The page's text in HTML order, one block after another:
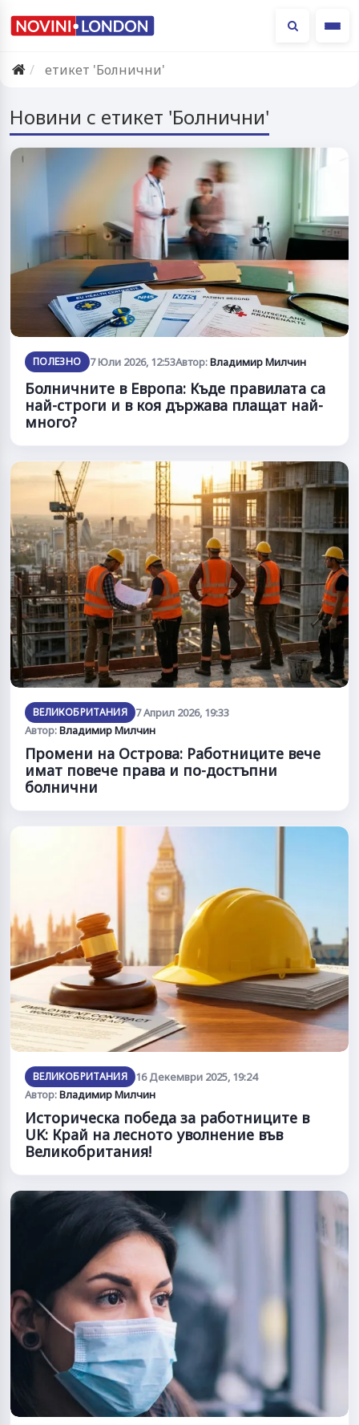
етикет 'Болнични'
Новини с етикет 'Болнични'
ПОЛЕЗНО 7 Юли 2026, 12:53Автор:Владимир Милчин
Болничните в Европа: Къде правилата са
най-строги и в коя държава плащат най-
много?
ВЕЛИКОБРИТАНИЯ
7 Април 2026, 19:33
Автор:Владимир Милчин
Промени на Острова: Работниците вече
имат повече права и по-достъпни
болнични
ВЕЛИКОБРИТАНИЯ
16 Декември 2025, 19:24
Автор:Владимир Милчин
Историческа победа за работниците в
UK: Край на лесното уволнение във
Великобритания!